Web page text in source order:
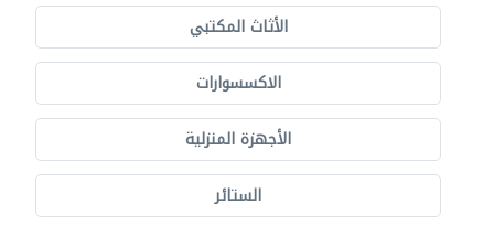
الأثاث المكتبي
الاكسسوارات
الأجهزة المنزلية
الستائر